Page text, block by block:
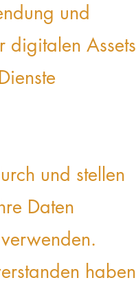
und
digitalen Assets
und stellen
Daten
haben